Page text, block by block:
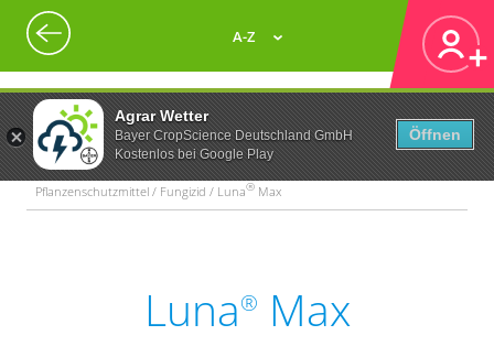
Agrar Wetter
Bayer CropScience Deutschland GmbH
Kostenlos bei Google Play
Öffnen
A-Z
Pflanzenschutzmittel / Fungizid / Luna® Max
Luna® Max